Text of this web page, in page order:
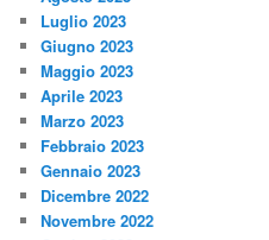
Luglio 2023
Giugno 2023
Maggio 2023
Aprile 2023
Marzo 2023
Febbraio 2023
Gennaio 2023
Dicembre 2022
Novembre 2022